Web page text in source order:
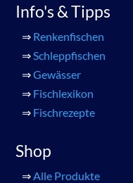
Info's & Tipps
⇒ Renkenfischen
⇒Schleppfischen
⇒Gewässer
⇒ Fischlexikon
⇒ Fischrezepte
Shop
⇒Alle Produkte